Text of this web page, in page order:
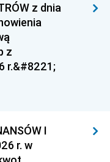
z dnia
z
r.&#8221;
I
r. w